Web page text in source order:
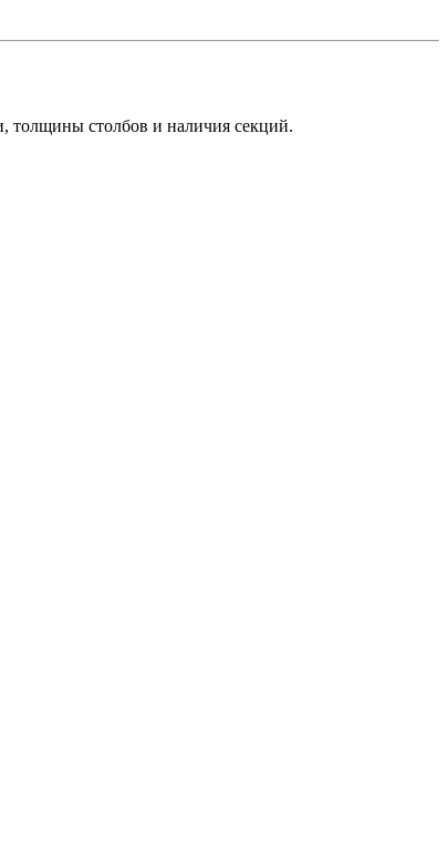
толщины столбов и наличия секций.